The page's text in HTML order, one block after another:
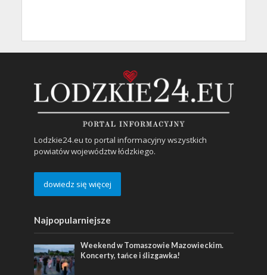
Lodzkie24.eu to portal informacyjny wszystkich
powiatów województw łódzkiego.
dowiedz się więcej
Najpopularniejsze
Weekend w Tomaszowie Mazowieckim.
Koncerty, tańce i ślizgawka!